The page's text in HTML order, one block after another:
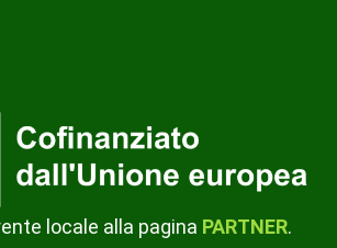
locale alla pagina PARTNER.